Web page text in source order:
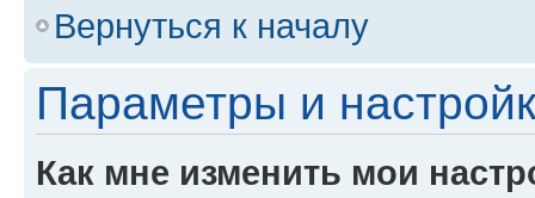
Вернуться к началу
Параметры и
Как мне изменить мои